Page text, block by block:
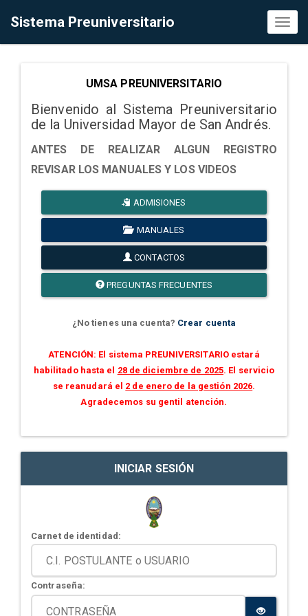
Sistema Preuniversitario
UMSA PREUNIVERSITARIO
Bienvenido al Sistema Preuniversitario
de la Universidad Mayor de San Andrés.
ANTES DE REALIZAR ALGUN REGISTRO
REVISAR LOS MANUALES Y LOS VIDEOS
ADMISIONES
MANUALES
CONTACTOS
PREGUNTAS FRECUENTES
¿No tienes una cuenta? Crear cuenta
ATENCIÓN: El sistema PREUNIVERSITARIO estará
habilitado hasta el 28 de diciembre de 2025. El servicio
se reanudará el 2 de enero de la gestión 2026.
Agradecemos su gentil atención.
INICIAR SESIÓN
Carnet de identidad:
Contraseña: